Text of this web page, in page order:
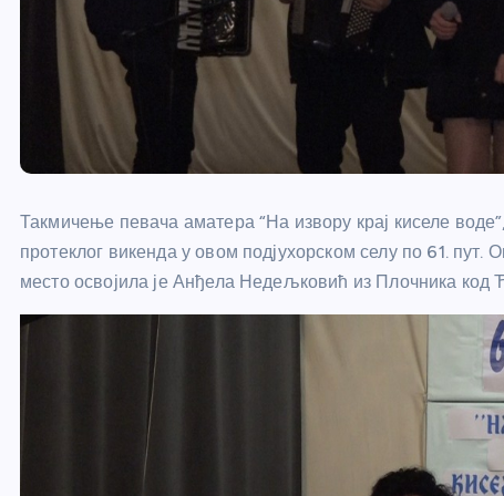
Такмичење певача аматера “На извору крај киселе
протеклог викенда у овом подјухорском селу по 61.
место освојила је Анђела Недељковић из Плочника код